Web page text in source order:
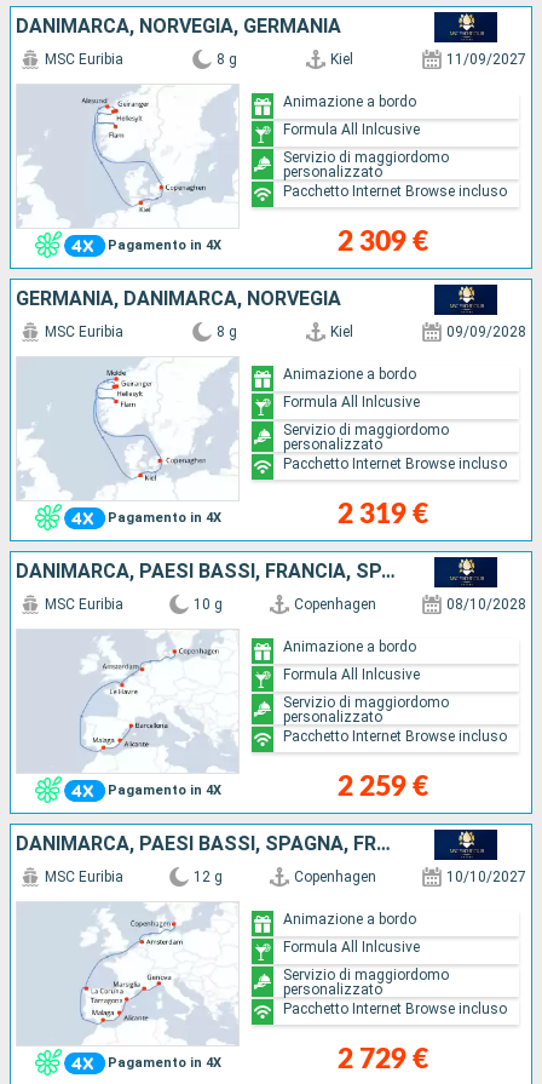
DANIMARCA, NORVEGIA, GERMANIA
Pagamento in 4X
MSC Euribia 8 g Kiel 11/09/2027
2 309 €
Animazione a bordo
Formula All Inlcusive
Servizio di maggiordomo
personalizzato
Pacchetto Internet Browse incluso
GERMANIA, DANIMARCA, NORVEGIA
Pagamento in 4X
MSC Euribia 8 g Kiel 09/09/2028
2 319 €
Animazione a bordo
Formula All Inlcusive
Servizio di maggiordomo
personalizzato
Pacchetto Internet Browse incluso
DANIMARCA, PAESI BASSI, FRANCIA, SPAGNA
Pagamento in 4X
MSC Euribia 10 g Copenhagen 08/10/2028
2 259 €
Animazione a bordo
Formula All Inlcusive
Servizio di maggiordomo
personalizzato
Pacchetto Internet Browse incluso
DANIMARCA, PAESI BASSI, SPAGNA, FRANCIA, ITALIA
Pagamento in 4X
MSC Euribia 12 g Copenhagen 10/10/2027
2 729 €
Animazione a bordo
Formula All Inlcusive
Servizio di maggiordomo
personalizzato
Pacchetto Internet Browse incluso